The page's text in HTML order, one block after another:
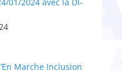
Marche Inclusion